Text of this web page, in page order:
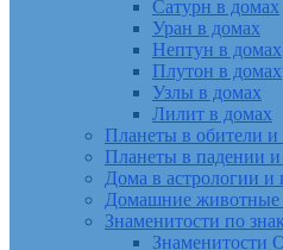
Сатурн в домах
Уран в домах
Нептун в домах
Плутон в домах
Узлы в домах
Лилит в домах
Планеты в обители и
Планеты в падении и
Дома в астрологии и
Домашние животные
Знаменитости по